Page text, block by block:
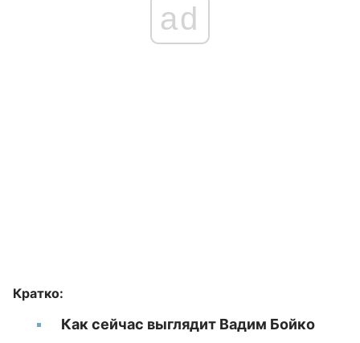
ad
Кратко:
Как сейчас выглядит Вадим Бойко